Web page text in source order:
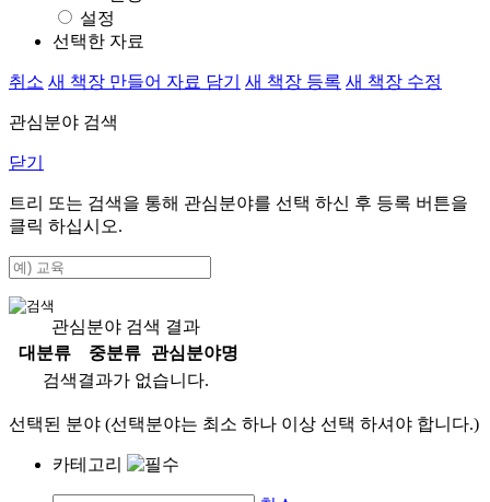
설정
선택한 자료
취소 새 책장 만들어 자료 담기 새 책장 등록 새 책장 수정
관심분야 검색
닫기
트리 또는 검색을 통해 관심분야를 선택 하신 후 등록 버튼을
클릭 하십시오.
관심분야 검색 결과
대분류
중분류
관심분야명
검색결과가 없습니다.
선택된 분야 (선택분야는 최소 하나 이상 선택 하셔야 합니다.)
카테고리